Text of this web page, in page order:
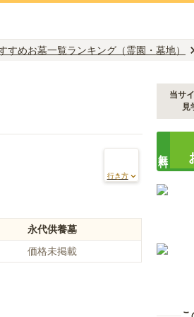
すめお墓一覧ランキング（霊園・墓地）
行き方
永代供養墓
価格未掲載
当サ
見